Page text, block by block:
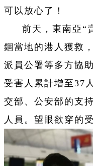
可以放心了！
前天，東南亞“
錮當地的港人獲救
派員公署等多方協
受害人累計增至37
交部、公安部的支
人員。望眼欲穿的